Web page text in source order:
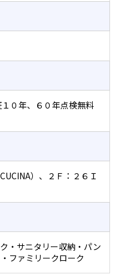
０年、６０年点検無料
）、２Ｆ：２６Ｉ
・サニタリー収納・パン
ファミリークローク